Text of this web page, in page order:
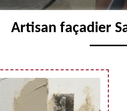
Artisan façadier